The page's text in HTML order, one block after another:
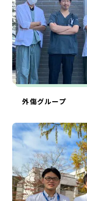
外傷グループ